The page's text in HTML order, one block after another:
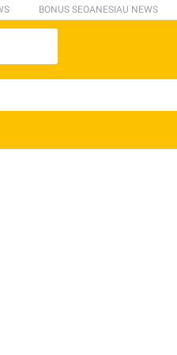
BONUS SEOANESIAU NEWS